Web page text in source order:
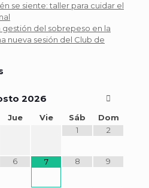
se siente: taller para cuidar el
gestión del sobrepeso en la
nueva sesión del Club de
2026
Jue Vie Sáb
Dom
1
2
6 7 8 9